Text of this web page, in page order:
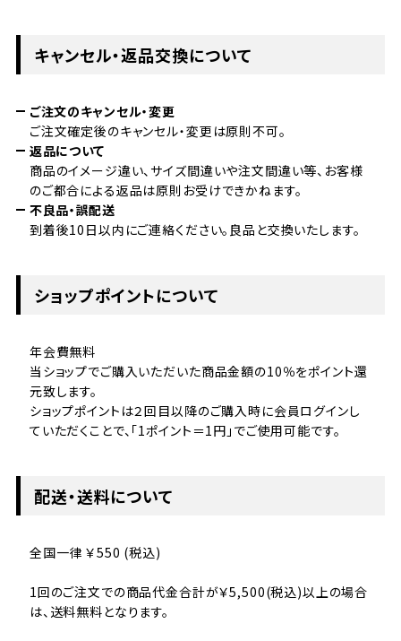
キャンセル・返品交換について
ご注文のキャンセル・変更
ご注文確定後のキャンセル・変更は原則不可。
返品について
商品のイメージ違い、サイズ間違いや注文間違い等、お客様
のご都合による返品は原則お受けできかねます。
不良品・誤配送
到着後10日以内にご連絡ください。良品と交換いたします。
ショップポイントについて
年会費無料
当ショップでご購入いただいた商品金額の10％をポイント還
元致します。
ショップポイントは２回目以降のご購入時に会員ログインし
ていただくことで、「1ポイント＝1円」でご使用可能です。
配送・送料について
全国一律 ￥550 (税込)
1回のご注文での商品代金合計が￥5,500(税込)以上の場合
は、送料無料となります。